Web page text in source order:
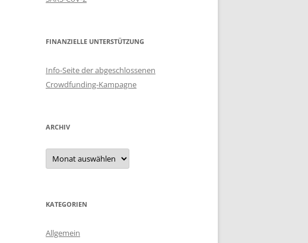
FINANZIELLE UNTERSTÜTZUNG
Info-Seite der abgeschlossenen
Crowdfunding-Kampagne
ARCHIV
Archiv
KATEGORIEN
Allgemein